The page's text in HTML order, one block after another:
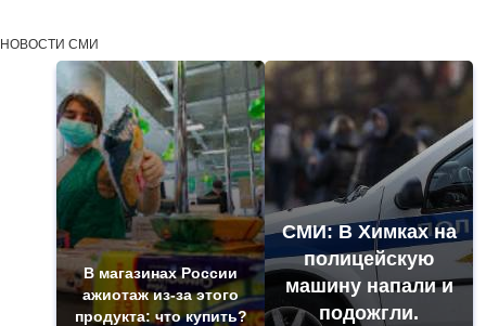
НОВОСТИ СМИ
В магазинах России
ажиотаж из-за этого
продукта: что купить?
СМИ: В Химках на
полицейскую
машину напали и
подожгли.